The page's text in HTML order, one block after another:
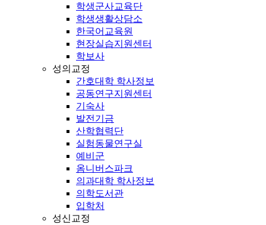
학생군사교육단
학생생활상담소
한국어교육원
현장실습지원센터
학보사
성의교정
간호대학 학사정보
공동연구지원센터
기숙사
발전기금
산학협력단
실험동물연구실
예비군
옴니버스파크
의과대학 학사정보
의학도서관
입학처
성신교정